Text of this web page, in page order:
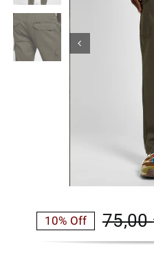
Εσώρουχα
Είδη Παρέλασης
ENGLISH
75,00
Η
10% Off